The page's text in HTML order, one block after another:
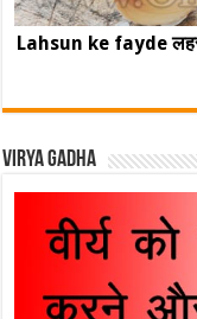
Lahsun ke fayde
Virya Gadha